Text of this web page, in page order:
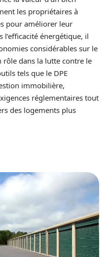
les propriétaires à
pour améliorer leur
l’efficacité énergétique, il
considérables sur le
dans la lutte contre le
tels que le DPE
immobilière,
réglementaires tout
des logements plus